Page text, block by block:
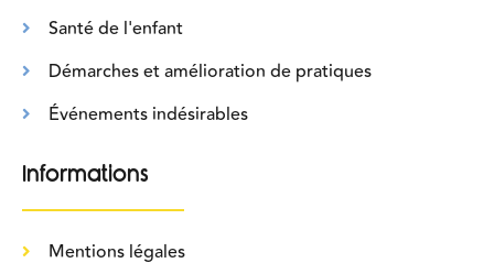
Santé de l'enfant
Démarches et amélioration de pratiques
Événements indésirables
Informations
Mentions légales